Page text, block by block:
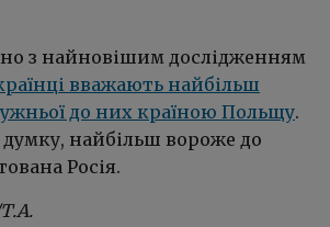
з найновішим дослідженням
вважають найбільш
до них країною Польщу.
найбільш вороже до
Росія.